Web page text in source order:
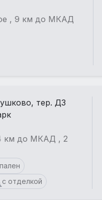
, 9 км до МКАД
тер. ДЗ
км до МКАД , 2
с отделкой